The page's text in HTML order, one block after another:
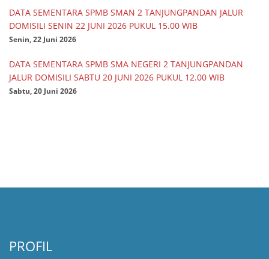
DATA SEMENTARA SPMB SMAN 2 TANJUNGPANDAN JALUR
DOMISILI SENIN 22 JUNI 2026 PUKUL 15.00 WIB
Senin, 22 Juni 2026
DATA SEMENTARA SPMB SMA NEGERI 2 TANJUNGPANDAN
JALUR DOMISILI SABTU 20 JUNI 2026 PUKUL 12.00 WIB
Sabtu, 20 Juni 2026
PROFIL